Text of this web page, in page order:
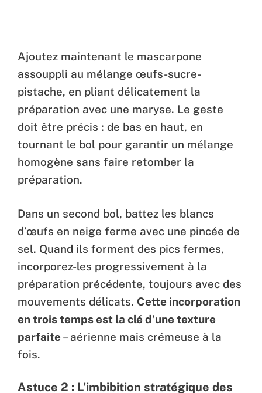
Ajoutez maintenant le mascarpone
assouppli au mélange œufs-sucre-
pistache, en pliant délicatement la
préparation avec une maryse. Le geste
doit être précis : de bas en haut, en
tournant le bol pour garantir un mélange
homogène sans faire retomber la
préparation.
Dans un second bol, battez les blancs
d’œufs en neige ferme avec une pincée de
sel. Quand ils forment des pics fermes,
incorporez-les progressivement à la
préparation précédente, toujours avec des
mouvements délicats. Cette incorporation
en trois temps est la clé d’une texture
parfaite – aérienne mais crémeuse à la
fois.
Astuce 2 : L’imbibition stratégique des